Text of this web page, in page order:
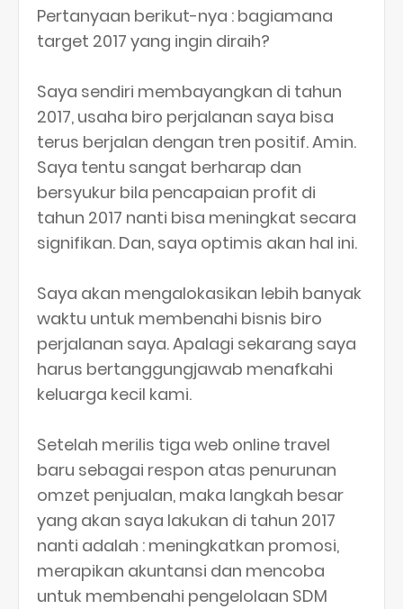
Pertanyaan berikut-nya : bagiamana
target 2017 yang ingin diraih?
Saya sendiri membayangkan di tahun
2017, usaha biro perjalanan saya bisa
terus berjalan dengan tren positif. Amin.
Saya tentu sangat berharap dan
bersyukur bila pencapaian profit di
tahun 2017 nanti bisa meningkat secara
signifikan. Dan, saya optimis akan hal ini.
Saya akan mengalokasikan lebih banyak
waktu untuk membenahi bisnis biro
perjalanan saya. Apalagi sekarang saya
harus bertanggungjawab menafkahi
keluarga kecil kami.
Setelah merilis tiga web online travel
baru sebagai respon atas penurunan
omzet penjualan, maka langkah besar
yang akan saya lakukan di tahun 2017
nanti adalah : meningkatkan promosi,
merapikan akuntansi dan mencoba
untuk membenahi pengelolaan SDM